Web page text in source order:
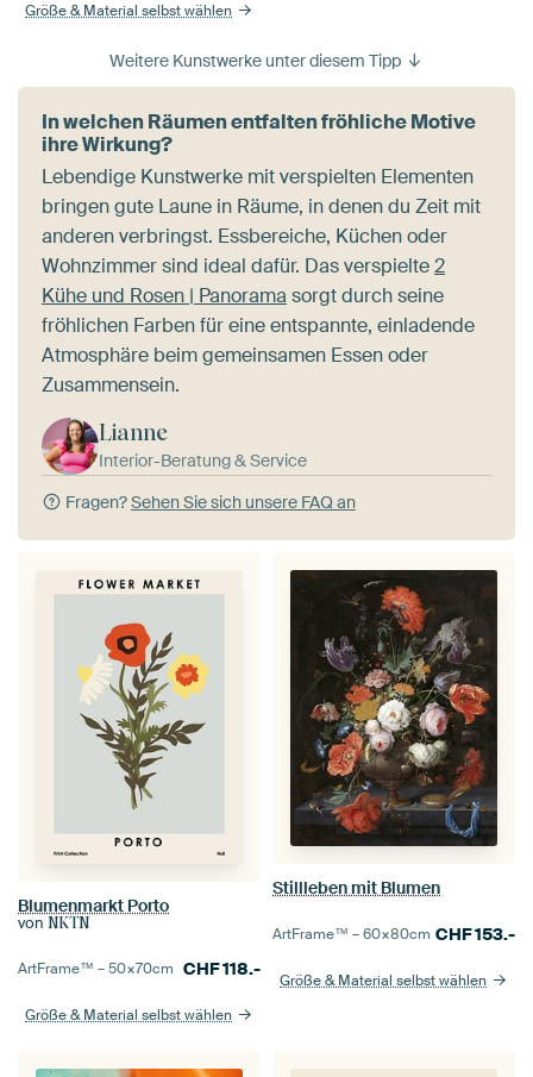
Größe & Material selbst wählen
Weitere Kunstwerke unter diesem Tipp
In welchen Räumen entfalten fröhliche Motive
ihre Wirkung?
Lebendige Kunstwerke mit verspielten Elementen
bringen gute Laune in Räume, in denen du Zeit mit
anderen verbringst. Essbereiche, Küchen oder
Wohnzimmer sind ideal dafür. Das verspielte2
Kühe und Rosen | Panorama sorgt durch seine
fröhlichen Farben für eine entspannte, einladende
Atmosphäre beim gemeinsamen Essen oder
Zusammensein.
Lianne
Interior-Beratung & Service
Fragen?Sehen Sie sich unsere FAQ an
Blumenmarkt Porto
von NKTN
ArtFrame™ –50×70cm CHF118.-
Größe & Material selbst wählen
Stillleben mit Blumen
ArtFrame™ –60×80cm CHF153.-
Größe & Material selbst wählen